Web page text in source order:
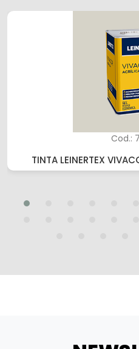
Cod.:
TINTA LEINERTEX